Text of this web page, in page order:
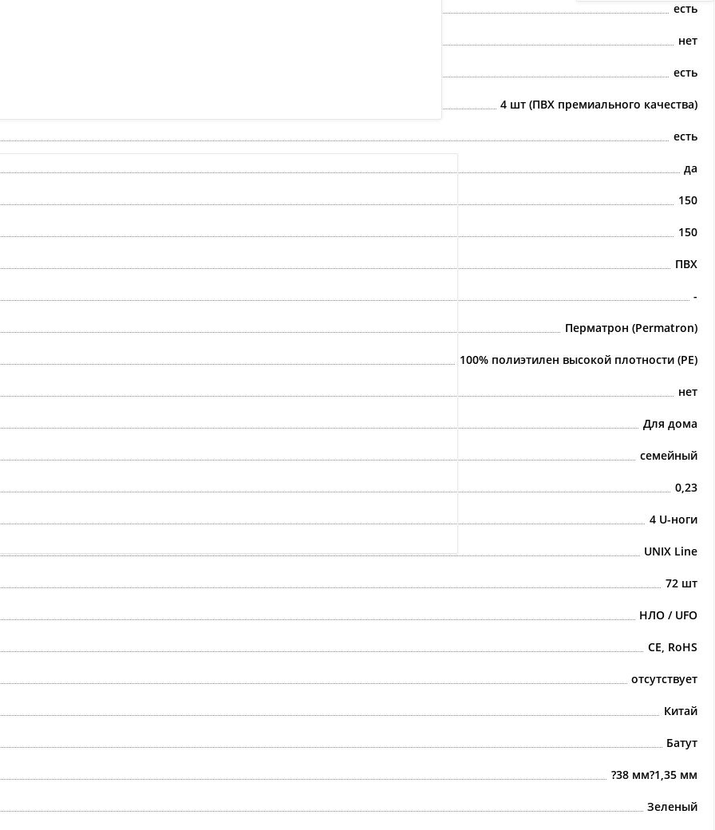
есть
нет
есть
4 шт (ПВХ премиального качества)
есть
да
150
150
ПВХ
-
Перматрон (Permatron)
100% полиэтилен высокой плотности (PE)
нет
Для дома
семейный
0,23
4 U-ноги
UNIX Line
72 шт
НЛО / UFO
CE, RoHS
отсутствует
Китай
Батут
?38 мм?1,35 мм
Зеленый